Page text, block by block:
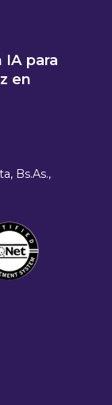
IA para
en
Bs.As.,